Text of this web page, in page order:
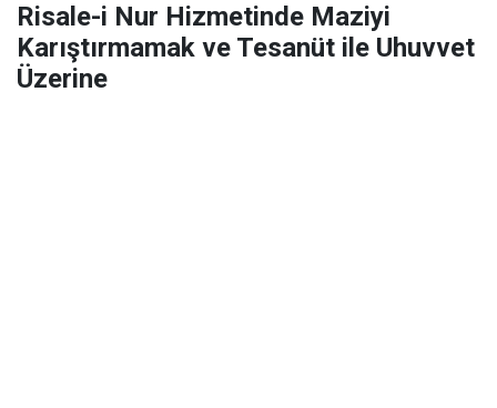
Risale-i Nur Hizmetinde Maziyi
Karıştırmamak ve Tesanüt ile Uhuvvet
Üzerine